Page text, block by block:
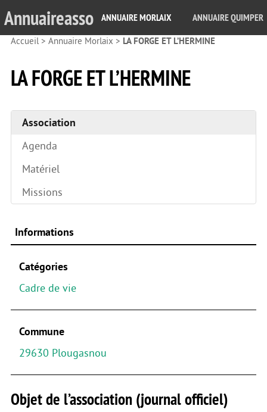
Annuaireasso ANNUAIRE MORLAIX ANNUAIRE QUIMPER
Accueil> Annuaire Morlaix > LA FORGE ET L’HERMINE
LA FORGE ET L’HERMINE
Association
Agenda
Matériel
Missions
Informations
Catégories
Cadre de vie
Commune
29630 Plougasnou
Objet de l’association (journal officiel)